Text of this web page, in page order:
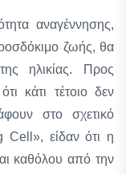
αναγέννησης,
ζωής, θα
ηλικίας. Προς
κάτι τέτοιο δεν
στο σχετικό
είδαν ότι η
καθόλου από την